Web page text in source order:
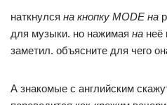
наткнулся на кнопку MODE на
для музыки. но нажимая на неё
заметил. объясните для чего
А знакомые с английским